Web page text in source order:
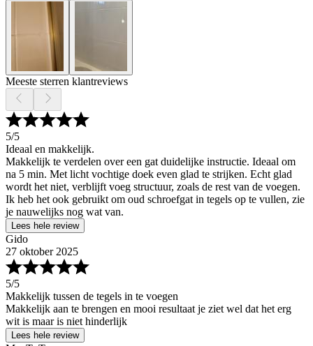
Meeste sterren klantreviews
5/5
Ideaal en makkelijk.
Makkelijk te verdelen over een gat duidelijke instructie. Ideaal om
na 5 min. Met licht vochtige doek even glad te strijken. Echt glad
wordt het niet, verblijft voeg structuur, zoals de rest van de voegen.
Ik heb het ook gebruikt om oud schroefgat in tegels op te vullen, zie
je nauwelijks nog wat van.
Lees hele review
Gido
27 oktober 2025
5/5
Makkelijk tussen de tegels in te voegen
Makkelijk aan te brengen en mooi resultaat je ziet wel dat het erg
wit is maar is niet hinderlijk
Lees hele review